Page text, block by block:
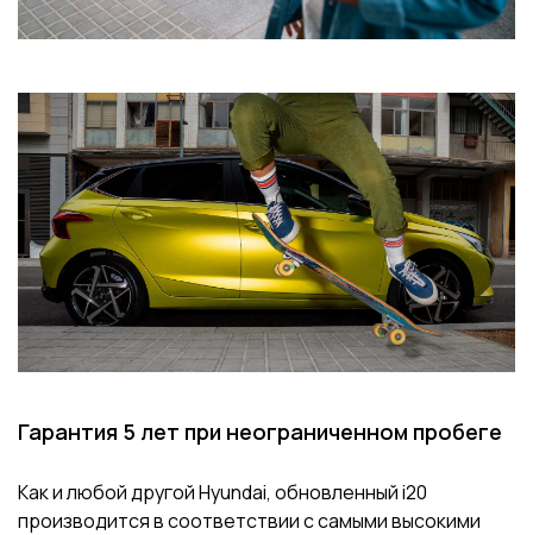
Гарантия 5 лет при неограниченном пробеге
Как и любой другой Hyundai, обновленный i20
производится в соответствии с самыми высокими